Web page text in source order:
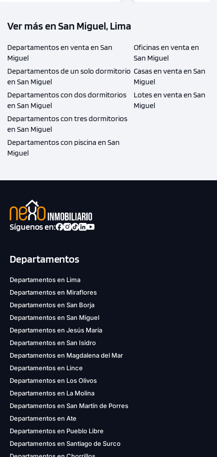
Ver más en San Miguel, Lima
Departamentos en venta en San
Miguel
Departamentos de un solo dormitorio
en San Miguel
Departamentos con dos dormitorios
en San Miguel
Departamentos con tres dormitorios
en San Miguel
Departamentos con piscina en San
Miguel
Oficinas en venta en
San Miguel
Casas en venta en San
Miguel
Lotes en venta en San
Miguel
Síguenos en:
Departamentos
Departamentos en Lima
Departamentos en Miraflores
Departamentos en San Borja
Departamentos en San Miguel
Departamentos en Jesús María
Departamentos en San Isidro
Departamentos en Magdalena del Mar
Departamentos en Lince
Departamentos en Los Olivos
Departamentos en La Molina
Departamentos en San Martín de Porres
Departamentos en Ate
Departamentos en Pueblo Libre
Departamentos en Santiago de Surco